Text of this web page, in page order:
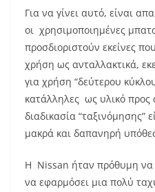
Για να γίνει αυτό, είναι
οι χρησιμοποιημένες
προσδιοριστούν εκείνες
χρήση ως ανταλλακτικά,
για χρήση “δεύτερου
κατάλληλες ως υλικό
διαδικασία “ταξινόμησης”
μακρά και δαπανηρή
Η Nissan ήταν πρόθυμη να
να εφαρμόσει μια πολύ